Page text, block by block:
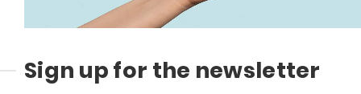
Sign up for the newsletter